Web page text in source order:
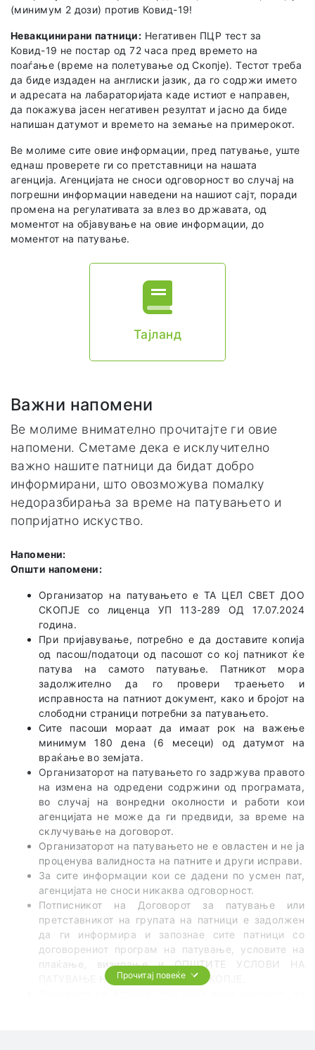
(минимум 2 дози) против Ковид-19!
Невакцинирани патници: Негативен ПЦР тест за
Ковид-19 не постар од 72 часа пред времето на
поаѓање (време на полетување од Скопје). Тестот треба
да биде издаден на англиски јазик, да го содржи името
и адресата на лабараторијата каде истиот е направен,
да покажува јасен негативен резултат и јасно да биде
напишан датумот и времето на земање на примерокот.
Ве молиме сите овие информации, пред патување, уште
еднаш проверете ги со претставници на нашата
агенција. Агенцијата не сноси одговорност во случај на
погрешни информации наведени на нашиот сајт, поради
промена на регулативата за влез во државата, од
моментот на објавување на овие информации, до
моментот на патување.
Тајланд
Важни напомени
Ве молиме внимателно прочитајте ги овие
напомени. Сметаме дека е исклучително
важно нашите патници да бидат добро
информирани, што овозможува помалку
недоразбирања за време на патувањето и
попријатно искуство.
Напомени:
Општи напомени:
Организатор на патувањето е TA ЦЕЛ СВЕТ ДОО
СКОПЈЕ со лиценца УП 113-289 ОД 17.07.2024
година.
При пријавување, потребно е да доставите копија
од пасош/податоци од пасошот со кој патникот ќе
патува на самото патување. Патникот мора
задолжително да го провери траењето и
исправноста на патниот документ, како и бројот на
слободни страници потребни за патувањето.
Сите пасоши мораат да имаат рок на важење
минимум 180 дена (6 месеци) од датумот на
враќање во земјата.
Организаторот на патувањето го задржува правото
на измена на одредени содржини од програмата,
во случај на вонредни околности и работи кои
агенцијата не може да ги предвиди, за време на
склучување на договорот.
Организаторот на патувањето не е овластен и не ја
проценува валидноста на патните и други исправи.
За сите информации кои се дадени по усмен пат,
агенцијата не сноси никаква одговорност.
Потписникот на Договорот за патување или
претставникот на групата на патници е задолжен
да ги информира и запознае сите патници со
договорениот програм на патување, условите на
плаќање, визирање и ОПШТИТЕ УСЛОВИ НА
ПАТУВАЊЕ НА ТА ЦЕЛ СВЕТ од СКОПЈЕ.
Прочитај повеќе